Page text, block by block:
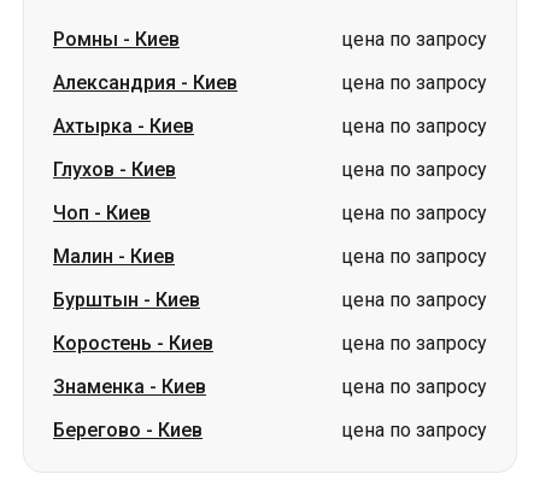
Ромны - Киев
цена по запросу
Александрия - Киев
цена по запросу
Ахтырка - Киев
цена по запросу
Глухов - Киев
цена по запросу
Чоп - Киев
цена по запросу
Малин - Киев
цена по запросу
Бурштын - Киев
цена по запросу
Коростень - Киев
цена по запросу
Знаменка - Киев
цена по запросу
Берегово - Киев цена по запросу